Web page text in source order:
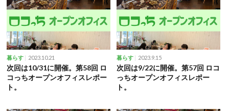
暮らす 2023.10.21
次回は10/31に開催。第58回 ロ
コっちオープンオフィスレポー
ト。
暮らす 2023.9.15
次回は9/22に開催。第57回 ロコ
っちオープンオフィスレポー
ト。